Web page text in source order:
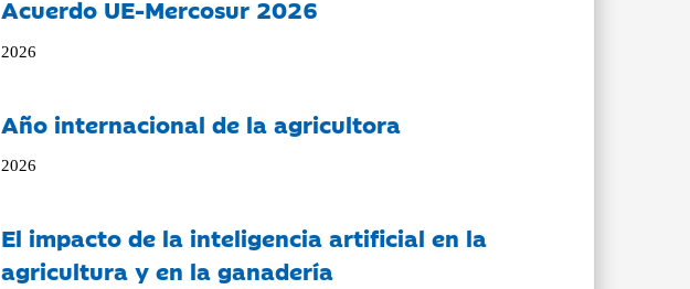
Acuerdo UE-Mercosur 2026
2026
Año internacional de la agricultora
2026
El impacto de la inteligencia artificial en la
agricultura y en la ganadería